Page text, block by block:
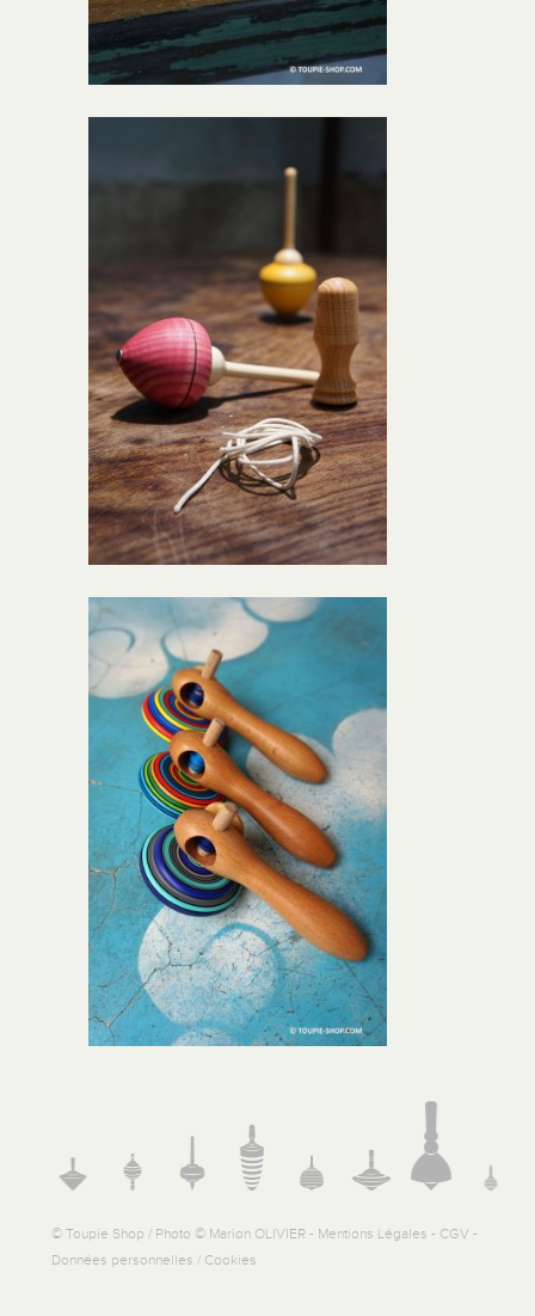
© Toupie Shop / Photo © Marion OLIVIER - Mentions Légales - CGV -
Données personnelles / Cookies